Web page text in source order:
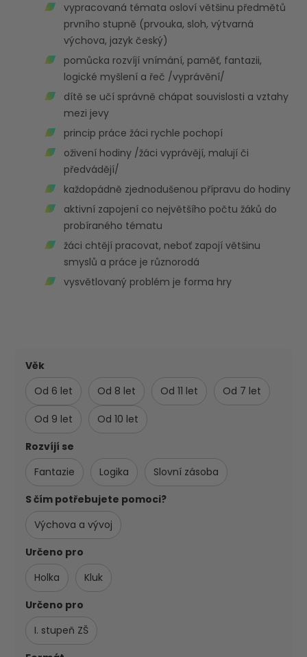
vypracovaná témata osloví většinu předmětů
prvního stupně (prvouka, sloh, výtvarná
výchova, jazyk český)
pomůcka rozvíjí vnímání, paměť, fantazii,
logické myšlení a řeč /vyprávění/
dítě se učí správně chápat souvislosti a vztahy
mezi jevy
princip práce žáci rychle pochopí
oživení hodiny /žáci vyprávějí, malují či
předvádějí/
každopádně zjednodušenou přípravu do hodiny
aktivní zapojení co největšího počtu žáků do
probíraného tématu
žáci chtějí pracovat, neboť zapojí většinu
smyslů a práce je různorodá
vysvětlovaný problém je forma hry
Věk
Od 6 let
Od 8 let Od 11 let Od 7 let
Od 9 let
Od 10 let
Rozvíjí se
Fantazie
Logika
Slovní zásoba
S čím potřebujete pomoci?
Výchova a vývoj
Určeno pro
Holka
Kluk
Určeno pro
I. stupeň ZŠ